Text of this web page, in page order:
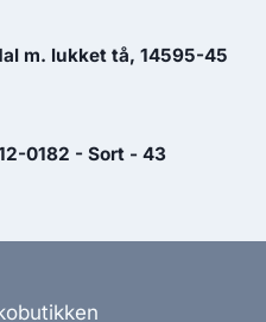
m. lukket tå, 14595-45
0182 - Sort - 43